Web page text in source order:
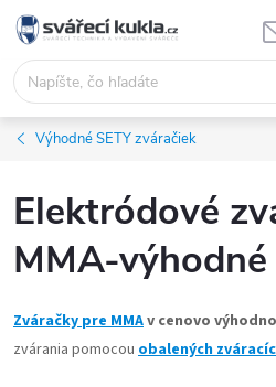
Prejsť na obsah
Výhodné SETY zváračiek
Elektródové
MMA-výhodné
Zváračky pre MMAv cenovo
zvárania pomocou obalených